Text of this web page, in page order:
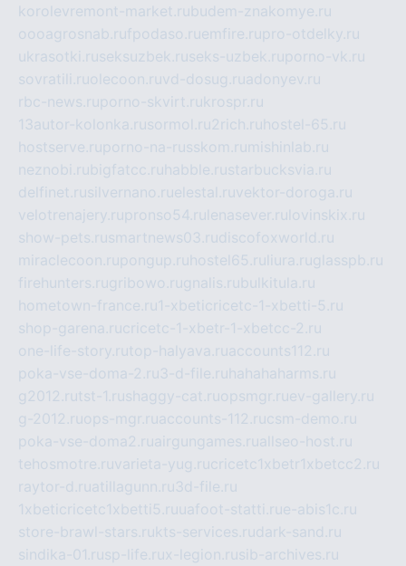
korolevremont-market.rubudem-znakomye.ru
oooagrosnab.rufpodaso.ruemfire.rupro-otdelky.ru
ukrasotki.ruseksuzbek.ruseks-uzbek.ruporno-vk.ru
sovratili.ruolecoon.ruvd-dosug.ruadonyev.ru
rbc-news.ruporno-skvirt.rukrospr.ru
13autor-kolonka.rusormol.ru2rich.ru hostel-65.ru
hostserve.ruporno-na-russkom.ru mishinlab.ru
neznobi.rubigfatcc.ru habble.rustarbucksvia.ru
delfinet.rusilvernano.ruelestal.ruvektor-doroga.ru
velotrenajery.rupronso54.ru lenasever.ru lovinskix.ru
show-pets.rusmartnews03.rudiscofoxworld.ru
miraclecoon.rupongup.ru hostel65.ru liura.ruglasspb.ru
firehunters.rugribowo.rugnalis.rubulkitula.ru
hometown-france.ru1-xbeticricetc-1-xbetti-5.ru
shop-garena.rucricetc-1-xbetr-1-xbetcc-2.ru
one-life-story.rutop-halyava.ruaccounts112.ru
poka-vse-doma-2.ru3-d-file.ru hahahaharms.ru
g2012.rutst-1.rushaggy-cat.ruopsmgr.ruev-gallery.ru
g-2012.ruops-mgr.ruaccounts-112.rucsm-demo.ru
poka-vse-doma2.ruairgungames.ruallseo-host.ru
tehosmotre.ruvarieta-yug.rucricetc1xbetr1xbetcc2.ru
raytor-d.ruatillagunn.ru3d-file.ru
1xbeticricetc1xbetti5.ruuafoot-statti.rue-abis1c.ru
store-brawl-stars.rukts-services.rudark-sand.ru
sindika-01.rusp-life.rux-legion.rusib-archives.ru